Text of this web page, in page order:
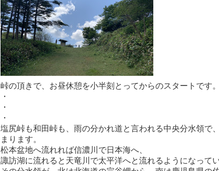
峠の頂きで、お昼休憩を小半刻とってからのスタートです。
・
・
・
塩尻峠も和田峠も、雨の分かれ道と言われる中央分水領で
まります。
松本盆地へ流れれば信濃川で日本海へ、
諏訪湖に流れると天竜川で太平洋へと流れるようになって